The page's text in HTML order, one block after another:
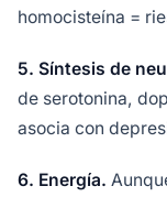
homocisteína =
5. Síntesis de
de serotonina,
asocia con
6. Energía.